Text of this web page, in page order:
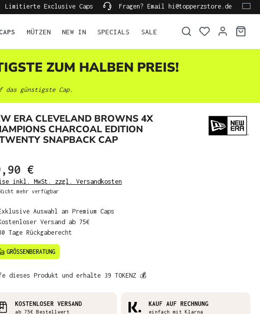
Limitierte Exclusive Caps Fragen? Email hi@topperzstore.de
MÜTZEN NEW IN SPECIALS SALE
ZUM HALBEN PREIS!
das günstigste Cap.
ERA CLEVELAND BROWNS 4X
CHARCOAL EDITION
SNAPBACK CAP
€
inkl. MwSt. zzgl. Versandkosten
mehr verfügbar
Auswahl an Premium Caps
Versand ab 75€
Tage Rückgaberecht
dieses Produkt und erhalte 39 TOKENZ 💰
KOSTENLOSER VERSAND
ab 75€ Bestellwert
KAUF AUF RECHNUNG
einfach mit Klarna